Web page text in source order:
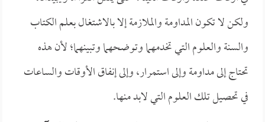
ولكن لا تكون المداومة والملازمة إلا بالاشتغال بعلم الكتاب
والسنة والعلوم التي تخدمهما وتوضحهما وتبينهما؛ لأن هذه
تحتاج إلى مداومة وإلى استمرار، وإلى إنفاق الأوقات والساعات
في تحصيل تلك العلوم التي لابد منها.